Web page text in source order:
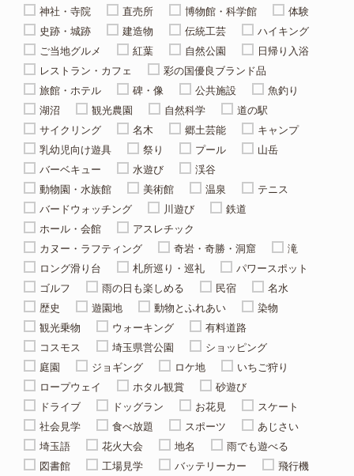
神社・寺院 直売所 博物館・科学館
体験
史跡・城跡
建造物 伝統工芸
ハイキング
ご当地グルメ
紅葉 自然公園
日帰り入浴
レストラン・カフェ
彩の国優良ブランド品
旅館・ホテル
碑・像 公共施設
魚釣り
湖沼
観光農園 自然科学
道の駅
サイクリング
名木 郷土芸能
キャンプ
乳幼児向け遊具
祭り プール
山岳
バーベキュー
水遊び
渓谷
動物園・水族館
美術館 温泉
テニス
バードウォッチング
川遊び
鉄道
ホール・会館
アスレチック
カヌー・ラフティング
奇岩・奇勝・洞窟
滝
ロング滑り台
札所巡り・巡礼
パワースポット
ゴルフ
雨の日も楽しめる 民宿
名水
歴史
遊園地 動物とふれあい
染物
観光乗物
ウォーキング
有料道路
コスモス
埼玉県営公園
ショッピング
庭園
ジョギング ロケ地
いちご狩り
ロープウェイ
ホタル観賞
砂遊び
ドライブ
ドッグラン お花見
スケート
社会見学
食べ放題 スポーツ
あじさい
埼玉語
花火大会 地名
雨でも遊べる
図書館
工場見学 バッテリーカー
飛行機